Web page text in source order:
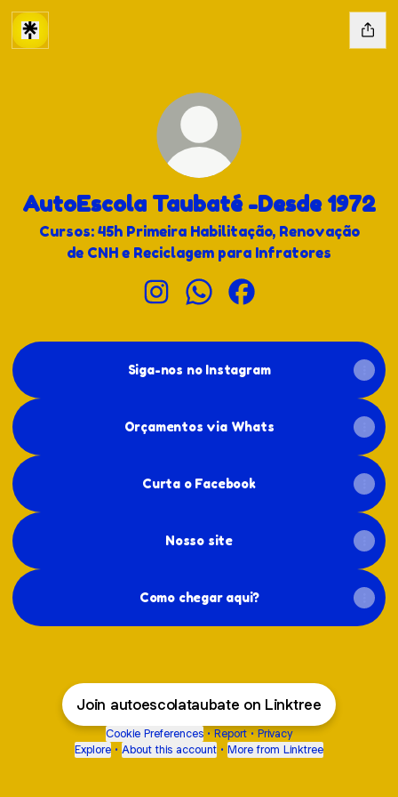
AutoEscola Taubaté -Desde 1972
Cursos: 45h Primeira Habilitação, Renovação
de CNH e Reciclagem para Infratores
Siga-nos no Instagram
Orçamentos via Whats
Curta o Facebook
Nosso site
Como chegar aqui?
Join autoescolataubate on Linktree
Cookie Preferences • Report • Privacy
Explore • About this account • More from Linktree